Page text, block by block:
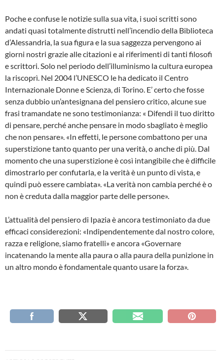
Poche e confuse le notizie sulla sua vita, i suoi scritti sono
andati quasi totalmente distrutti nell’incendio della Biblioteca
d’Alessandria, la sua figura e la sua saggezza pervengono ai
giorni nostri grazie alle citazioni e ai riferimenti di tanti filosofi
e scrittori. Solo nel periodo dell’illuminismo la cultura europea
la riscoprì. Nel 2004 l’UNESCO le ha dedicato il Centro
Internazionale Donne e Scienza, di Torino. E’ certo che fosse
senza dubbio un’antesignana del pensiero critico, alcune sue
frasi tramandate ne sono testimonianza: « Difendi il tuo diritto
di pensare, perché anche pensare in modo sbagliato è meglio
che non pensare». «In effetti, le persone combattono per una
superstizione tanto quanto per una verità, o anche di più. Dal
momento che una superstizione è così intangibile che è difficile
dimostrarlo per confutarla, e la verità è un punto di vista, e
quindi può essere cambiata». «La verità non cambia perché è o
non è creduta dalla maggior parte delle persone».
L’attualità del pensiero di Ipazia è ancora testimoniato da due
efficaci considerezioni: «Indipendentemente dal nostro colore,
razza e religione, siamo fratelli» e ancora «Governare
incatenando la mente alla paura o alla paura della punizione in
un altro mondo è fondamentale quanto usare la forza».